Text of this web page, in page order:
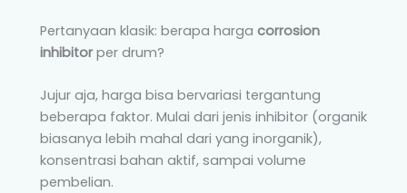
Pertanyaan klasik: berapa harga corrosion
inhibitorper drum?
Jujur aja, harga bisa bervariasi tergantung
beberapa faktor. Mulai dari jenis inhibitor (organik
biasanya lebih mahal dari yang inorganik),
konsentrasi bahan aktif, sampai volume
pembelian.